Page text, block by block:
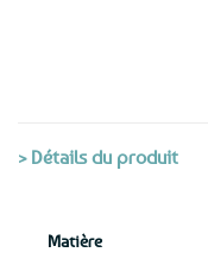
> Détails du produit
Matière